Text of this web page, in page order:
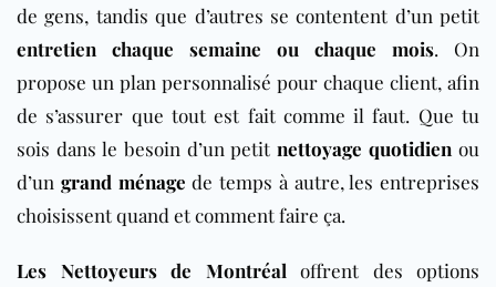
de gens, tandis que d’autres se contentent d’un petit
entretien chaque semaine ou chaque mois. On
propose un plan personnalisé pour chaque client, afin
de s’assurer que tout est fait comme il faut. Que tu
sois dans le besoin d’un petitnettoyage quotidien ou
d’un grand ménage de temps à autre, les entreprises
choisissent quand et comment faire ça.
Les Nettoyeurs de Montréal offrent des options